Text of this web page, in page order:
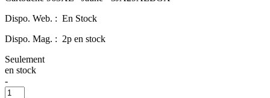
Dispo. Web. : En Stock
Dispo. Mag. : 2p en stock
Seulement
en stock
-